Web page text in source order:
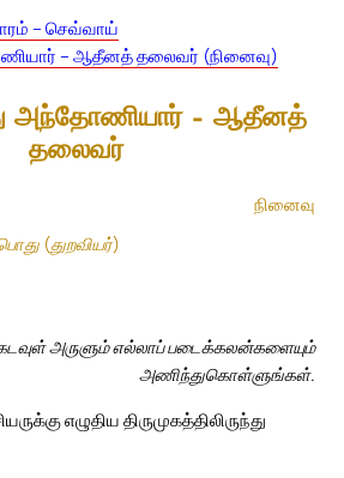
– செவ்வாய்
– ஆதீனத் தலைவர் (நினைவு)
அந்தோணியார் – ஆதீனத்
தலைவர்
நினைவு
(துறவியர்)
அருளும் எல்லாப் படைக்கலன்களையும்
அணிந்துகொள்ளுங்கள்.
எழுதிய திருமுகத்திலிருந்து